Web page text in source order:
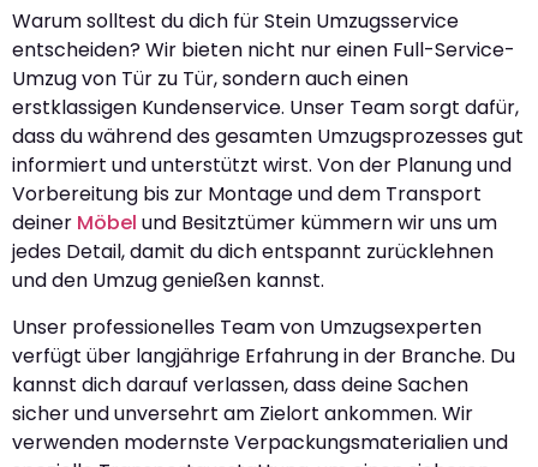
Warum solltest du dich für Stein Umzugsservice
entscheiden? Wir bieten nicht nur einen Full-Service-
Umzug von Tür zu Tür, sondern auch einen
erstklassigen Kundenservice. Unser Team sorgt dafür,
dass du während des gesamten Umzugsprozesses gut
informiert und unterstützt wirst. Von der Planung und
Vorbereitung bis zur Montage und dem Transport
deiner Möbel und Besitztümer kümmern wir uns um
jedes Detail, damit du dich entspannt zurücklehnen
und den Umzug genießen kannst.
Unser professionelles Team von Umzugsexperten
verfügt über langjährige Erfahrung in der Branche. Du
kannst dich darauf verlassen, dass deine Sachen
sicher und unversehrt am Zielort ankommen. Wir
verwenden modernste Verpackungsmaterialien und